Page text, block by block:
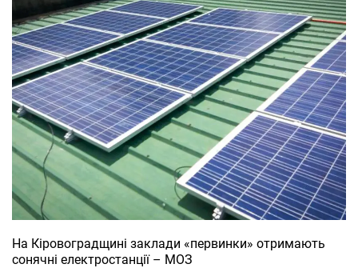
На Кіровоградщині заклади «первинки» отримають
сонячні електростанції – МОЗ